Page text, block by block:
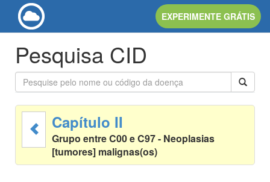
EXPERIMENTE GRÁTIS
Pesquisa CID
Capítulo II
Grupo entre C00 e C97 - Neoplasias
[tumores] malignas(os)